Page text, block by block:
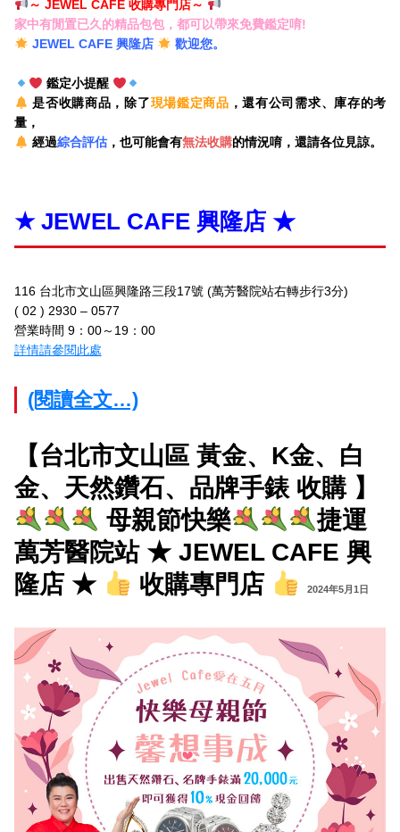
～ JEWEL CAFE 收購專門店～
家中有閒置已久的精品包包， 都可以帶來免費鑑定唷!
JEWEL CAFE 興隆店
歡迎您。
鑑定小提醒
是否收購商品，除了現場鑑定商品 ，還有公司需求、庫存的考
量，
經過綜合評估，也可能會有無法收購的情況唷，還請各位見諒。
★ JEWEL CAFE 興隆店 ★
116 台北市文山區興隆路三段17號 (萬芳醫院站右轉步行3分)
( 02 ) 2930 – 0577
營業時間 9：00～19：00
詳情請參閱此處
(閱讀全文…)
【台北市文山區 黃金、K金、白
金、天然鑽石、品牌手錶 收購 】
母親節快樂
捷運
萬芳醫院站 ★ JEWEL CAFE 興
隆店 ★
收購專門店 2024年5月1日